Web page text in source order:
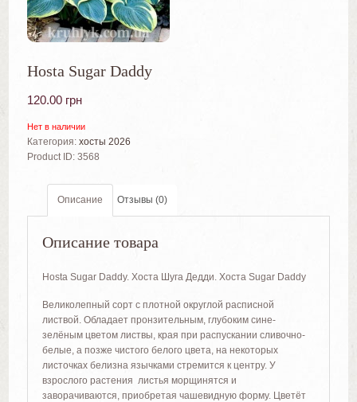
Hosta Sugar Daddy
120.00 грн
Нет в наличии
Категория: хосты 2026
Product ID: 3568
Описание Отзывы (0)
Описание товара
Hosta Sugar Daddy. Хоста Шуга Дедди. Хоста Sugar Daddy
Великолепный сорт с плотной округлой расписной
листвой. Обладает пронзительным, глубоким сине-
зелёным цветом листвы, края при распускании сливочно-
белые, а позже чистого белого цвета, на некоторых
листочках белизна язычками стремится к центру. У
взрослого растения листья морщинятся и
заворачиваются, приобретая чашевидную форму. Цветёт